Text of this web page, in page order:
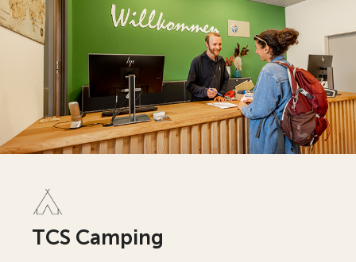
TCS Camping